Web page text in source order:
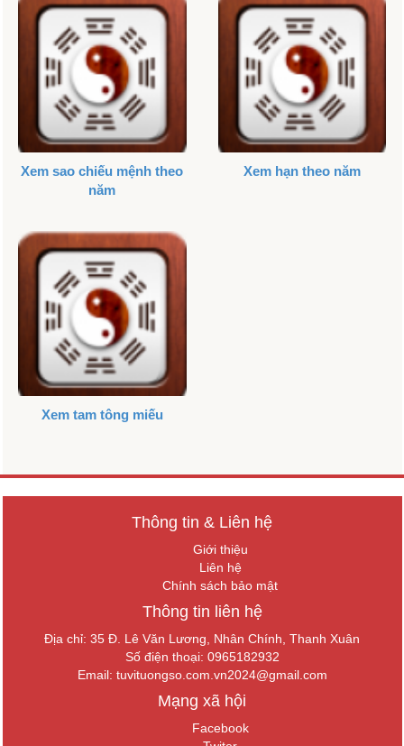
Xem sao chiếu mệnh theo
năm
Xem hạn theo năm
Xem tam tông miếu
Thông tin & Liên hệ
Giới thiệu
Liên hệ
Chính sách bảo mật
Thông tin liên hệ
Địa chỉ: 35 Đ. Lê Văn Lương, Nhân Chính, Thanh Xuân
Số điện thoại: 0965182932
Email: tuvituongso.com.vn2024@gmail.com
Mạng xã hội
Facebook